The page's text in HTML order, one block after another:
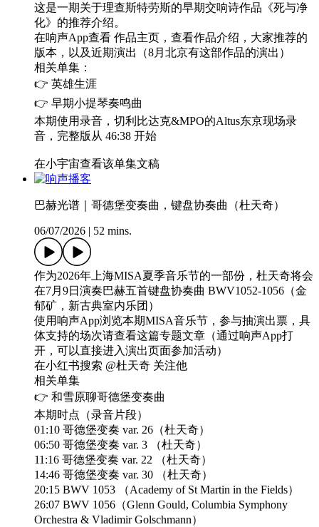
这是一期关于理查斯特劳斯的早期交响诗作品《死与净
化》的推荐介绍。
在响声App查看 作品主页，查看作品介绍，大家推荐的
版本，以及近期演出（8月北京有这部作品的演出）
相关单集：
👉 英雄生涯
👉 早期小提琴奏鸣曲
本期使用录音，切利比达克&MPO的Altus东京现场录
音，完整版从 46:38 开始
在小宇宙查看该单集文稿
巴赫光谱｜哥德堡变奏曲，键盘协奏曲（杜天奇）
06/07/2026 52 mins.
作为2026年上海MISA夏季音乐节的一部份，杜天奇将会
在7月9日演奏巴赫五首键盘协奏曲 BWV1052-1056（金
郁矿，新古典室内乐团）
使用响声App浏览本期MISA音乐节，参与抽演出票，具
体支持的场次请查看这篇专题文章（通过响声App打
开，可以直接进入演出页面参加活动）
在小红书搜索 @杜天奇 关注他
相关单集
👉 和雪原聊哥德堡变奏曲
本期时点（录音片段）
01:10 哥德堡变奏 var. 26（杜天奇）
06:50 哥德堡变奏 var. 3 （杜天奇）
11:16 哥德堡变奏 var. 22 （杜天奇）
14:46 哥德堡变奏 var. 30 （杜天奇）
20:15 BWV 1053 （Academy of St Martin in the Fields）
26:07 BWV 1056（Glenn Gould, Columbia Symphony
Orchestra & Vladimir Golschmann）